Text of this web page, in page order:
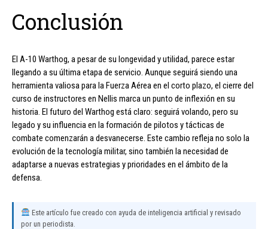
Conclusión
El A-10 Warthog, a pesar de su longevidad y utilidad, parece estar
llegando a su última etapa de servicio. Aunque seguirá siendo una
herramienta valiosa para la Fuerza Aérea en el corto plazo, el cierre del
curso de instructores en Nellis marca un punto de inflexión en su
historia. El futuro del Warthog está claro: seguirá volando, pero su
legado y su influencia en la formación de pilotos y tácticas de
combate comenzarán a desvanecerse. Este cambio refleja no solo la
evolución de la tecnología militar, sino también la necesidad de
adaptarse a nuevas estrategias y prioridades en el ámbito de la
defensa.
Este artículo fue creado con ayuda de inteligencia artificial y revisado
por un periodista.